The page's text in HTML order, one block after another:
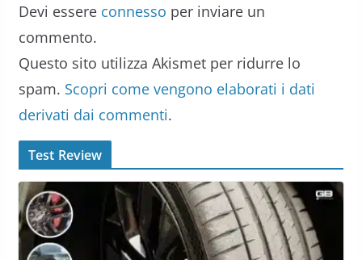
Devi essere connesso per inviare un
commento.
Questo sito utilizza Akismet per ridurre lo
spam. Scopri come vengono elaborati i dati
derivati dai commenti.
Test Review